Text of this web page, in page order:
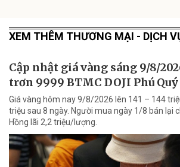
XEM THÊM THƯƠNG MẠI - DỊCH
Cập nhật giá vàng sáng 9/8/
trơn 9999 BTMC DOJI Phú
Giá vàng hôm nay 9/8/2026 lên 141 – 144
triệu sau 8 ngày. Người mua ngày 1/8 bán lại
Hồng lãi 2,2 triệu/lượng.